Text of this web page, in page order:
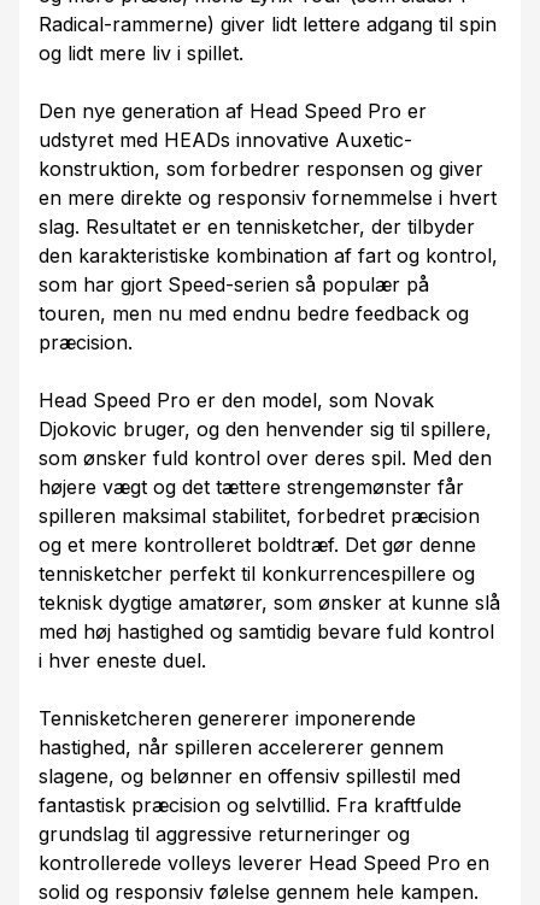
Radical-rammerne) giver lidt lettere adgang til spin
og lidt mere liv i spillet.
Den nye generation af Head Speed Pro er
udstyret med HEADs innovative Auxetic-
konstruktion, som forbedrer responsen og giver
en mere direkte og responsiv fornemmelse i hvert
slag. Resultatet er en tennisketcher, der tilbyder
den karakteristiske kombination af fart og kontrol,
som har gjort Speed-serien så populær på
touren, men nu med endnu bedre feedback og
præcision.
Head Speed Pro er den model, som Novak
Djokovic bruger, og den henvender sig til spillere,
som ønsker fuld kontrol over deres spil. Med den
højere vægt og det tættere strengemønster får
spilleren maksimal stabilitet, forbedret præcision
og et mere kontrolleret boldtræf. Det gør denne
tennisketcher perfekt til konkurrencespillere og
teknisk dygtige amatører, som ønsker at kunne slå
med høj hastighed og samtidig bevare fuld kontrol
i hver eneste duel.
Tennisketcheren genererer imponerende
hastighed, når spilleren accelererer gennem
slagene, og belønner en offensiv spillestil med
fantastisk præcision og selvtillid. Fra kraftfulde
grundslag til aggressive returneringer og
kontrollerede volleys leverer Head Speed Pro en
solid og responsiv følelse gennem hele kampen.